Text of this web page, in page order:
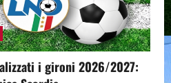
i gironi 2026/2027: